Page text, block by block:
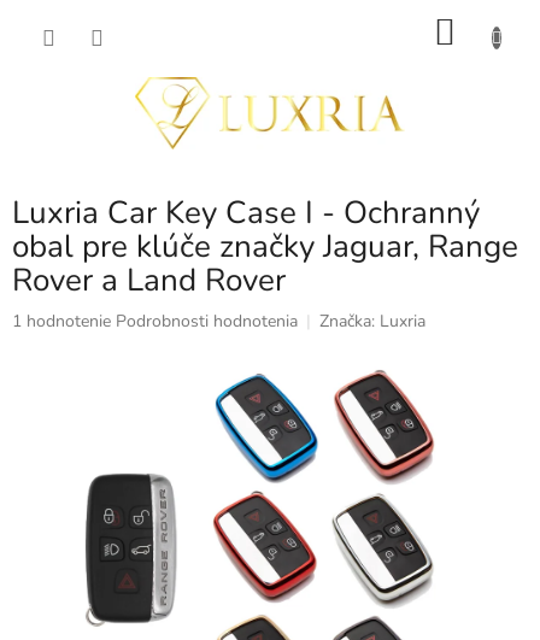
Luxria Car Key Case I - Ochranný
obal pre klúče značky Jaguar, Range
Rover a Land Rover
Priemerné
hviezdičiek.
1 hodnotenie Podrobnosti hodnotenia Značka: Luxria